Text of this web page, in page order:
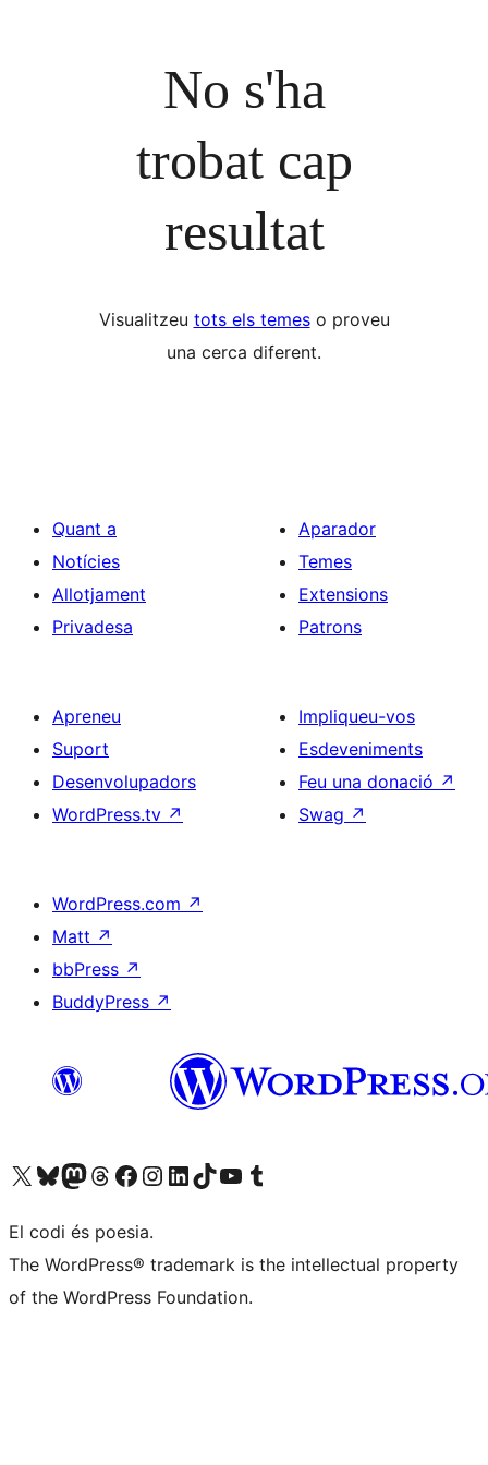
No s'ha
trobat cap
resultat
Visualitzeu tots els temeso proveu
una cerca diferent.
Quant a
Notícies
Allotjament
Privadesa
Aparador
Temes
Extensions
Patrons
Apreneu
Suport
Desenvolupadors
WordPress.tv ↗
Impliqueu-vos
Esdeveniments
Feu una donació ↗
Swag ↗
WordPress.com ↗
Matt ↗
bbPress ↗
BuddyPress ↗
Visiteu el nostre compte X (abans Twitter)
Visiteu el nostre compte de Bluesky
Visiteu el nostre compte al Mastodon
Visiteu el nostre compte de Threads
Visiteu la nostra pàgina al Facebook
Visiteu el nostre compte d'Instagram
Visiteu el nostre compte de LinkedIn
Visiteu el nostre compte de TikTok
Visiteu el nostre canal al YouTube
Visiteu el nostre compte de Tumblr
El codi és poesia.
The WordPress® trademark is the intellectual property
of the WordPress Foundation.